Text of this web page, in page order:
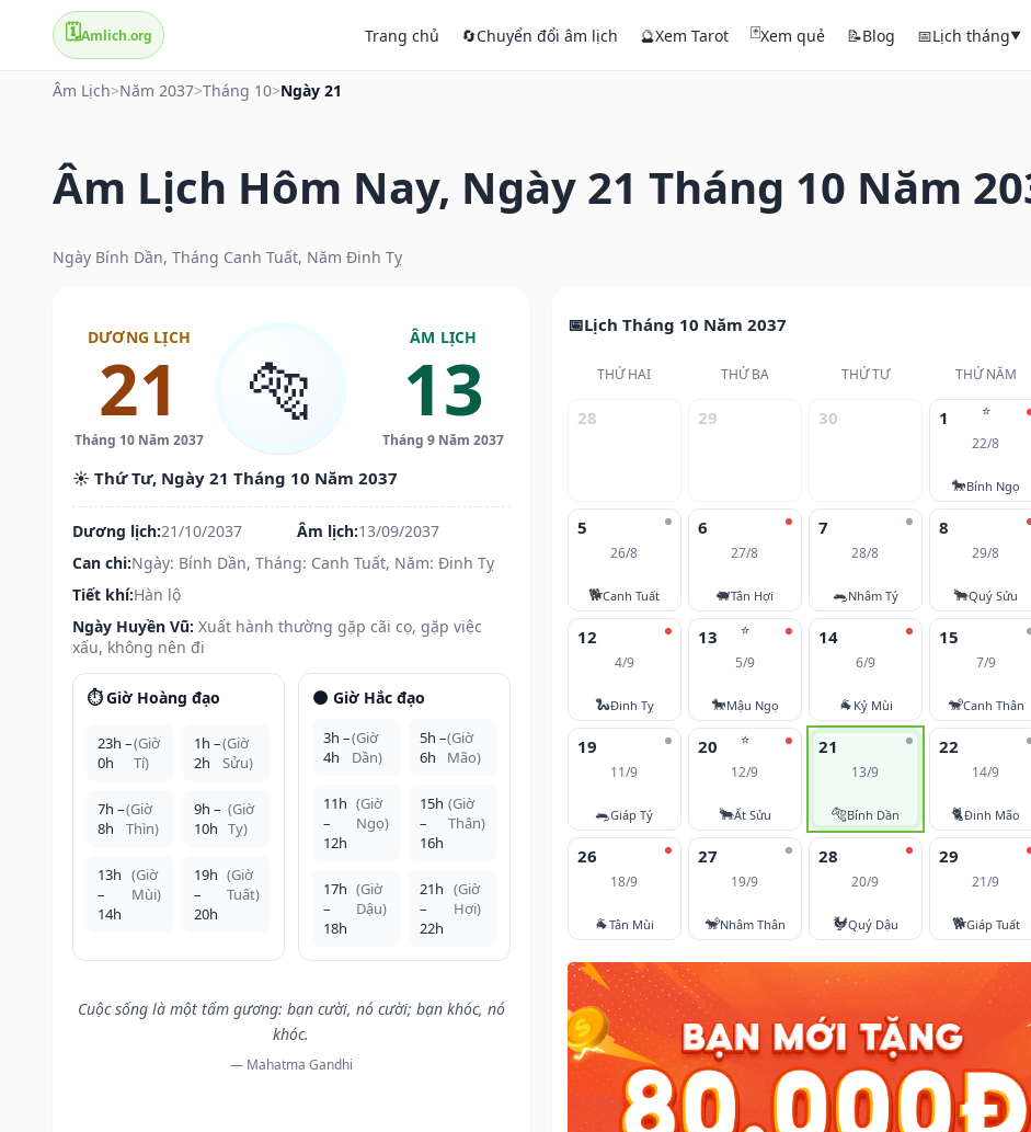
🗓️Amlich.org Trang chủ 🔄Chuyển đổi âm lịch 🔮Xem Tarot 🃏Xem quẻ 📝Blog 📅Lịch tháng▼
Âm Lịch>Năm 2037>Tháng 10>Ngày 21
Âm Lịch Hôm Nay, Ngày 21 Tháng 10 Năm
Ngày Bính Dần, Tháng Canh Tuất, Năm Đinh Tỵ
DƯƠNG LỊCH
21
Tháng 10 Năm 2037
🐅
ÂM LỊCH
13
Tháng 9 Năm 2037
☀️ Thứ Tư, Ngày 21 Tháng 10 Năm 2037
Dương lịch:21/10/2037 Âm lịch:13/09/2037
Can chi:Ngày: Bính Dần, Tháng: Canh Tuất, Năm: Đinh Tỵ
Tiết khí:Hàn lộ
Ngày Huyền Vũ: Xuất hành thường gặp cãi cọ, gặp việc
xấu, không nên đi
⏱️ Giờ Hoàng đạo
23h –
0h
(Giờ
Tí)
1h –
2h
(Giờ
Sửu)
7h –
8h
(Giờ
Thìn)
9h –
10h
(Giờ
Tỵ)
13h
–
14h
(Giờ
Mùi)
19h
–
20h
(Giờ
Tuất)
🌑 Giờ Hắc đạo
3h –
4h
(Giờ
Dần)
5h –
6h
(Giờ
Mão)
11h
–
12h
(Giờ
Ngọ)
15h
–
16h
(Giờ
Thân)
17h
–
18h
(Giờ
Dậu)
21h
–
22h
(Giờ
Hợi)
Cuộc sống là một tấm gương: bạn cười, nó cười; bạn khóc, nó
khóc.
— Mahatma Gandhi
Lịch Tháng 10 Năm 2037
THỨ HAI THỨ BA THỨ TƯ THỨ NĂM
28 29 30 ⭐
1
22/8
🐎Bính Ngọ
5
26/8
🐕Canh Tuất
6
27/8
🐖Tân Hợi
7
28/8
🐀Nhâm Tý
8
29/8
🐂Quý Sửu
12
4/9
🐍Đinh Tỵ
⭐
13
5/9
🐎Mậu Ngọ
14
6/9
🐐 Kỷ Mùi
15
7/9
🐒Canh Thân
19
11/9
🐀Giáp Tý
⭐
20
12/9
🐂Ất Sửu
21
13/9
🐅Bính Dần
22
14/9
🐈Đinh Mão
26
18/9
🐐Tân Mùi
27
19/9
🐒Nhâm Thân
28
20/9
🐓Quý Dậu
29
21/9
🐕Giáp Tuất